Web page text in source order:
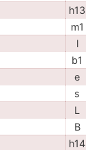
h13
m1
l
b1
e
s
L
B
h14